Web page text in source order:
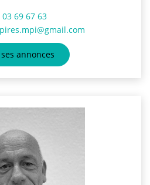
03 69 67 63
annonces